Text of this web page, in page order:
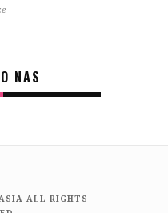
NAS
ALL RIGHTS